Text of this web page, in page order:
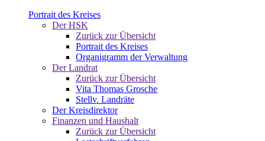
Portrait des Kreises
Der HSK
Zurück zur Übersicht
Portrait des Kreises
Organigramm der Verwaltung
Der Landrat
Zurück zur Übersicht
Vita Thomas Grosche
Stellv. Landräte
Der Kreisdirektor
Finanzen und Haushalt
Zurück zur Übersicht